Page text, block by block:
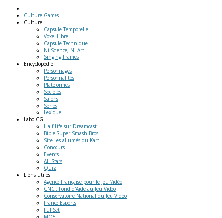
Culture Games
Culture
Capsule Temporelle
Voxel Libre
Capsule Technique
Ni Science, Ni Art
Singing Frames
Encyclopédie
Personnages
Personnalités
Plateformes
Sociétés
Salons
Séries
Lexique
Labo CG
Half Life sur Dreamcast
Bible Super Smash Bros.
Site Les allumés du Kart
Concours
Events
All-Stars
Quiz
Liens utiles
Agence Française pour le Jeu Vidéo
CNC : Fond d'Aide au Jeu Vidéo
Conservatoire National du Jeu Vidéo
France Esports
FullSet
MO5